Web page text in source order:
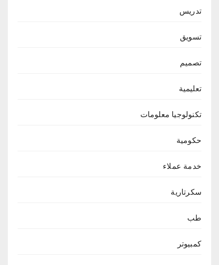
تدريس
تسويق
تصميم
تعليمية
تكنولوجيا معلومات
حكومية
خدمة عملاء
سكرتارية
طب
كمبيوتر